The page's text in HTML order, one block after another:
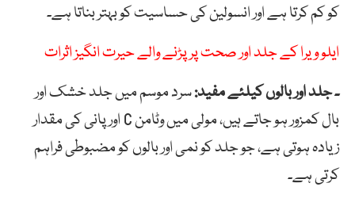
کو کم کرتا ہے اور انسولین کی حساسیت کو بہتر بناتا ہے۔
ایلو ویرا کے جلد اور صحت پر پڑنے والے حیرت انگیز اثرات
۔ جلد اور بالوں کیلئے مفید:سرد موسم میں جلد خشک اور
بال کمزور ہو جاتے ہیں، مولی میں وٹامن C اور پانی کی مقدار
زیادہ ہوتی ہے، جو جلد کو نمی اور بالوں کو مضبوطی فراہم
کرتی ہے۔